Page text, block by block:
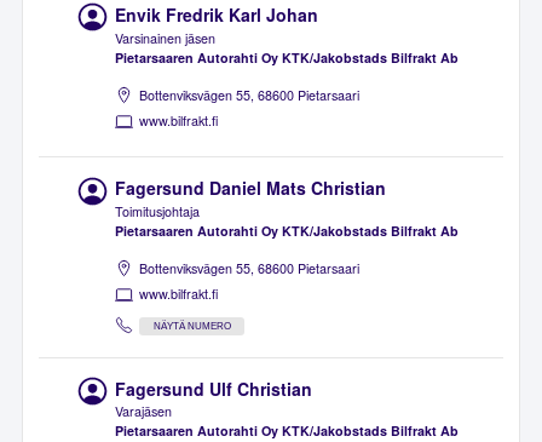
Envik Fredrik Karl Johan
Varsinainen jäsen
Pietarsaaren Autorahti Oy KTK/Jakobstads Bilfrakt Ab
Bottenviksvägen 55, 68600 Pietarsaari
www.bilfrakt.fi
Fagersund Daniel Mats Christian
Toimitusjohtaja
Pietarsaaren Autorahti Oy KTK/Jakobstads Bilfrakt Ab
Bottenviksvägen 55, 68600 Pietarsaari
www.bilfrakt.fi
NÄYTÄ NUMERO
Fagersund Ulf Christian
Varajäsen
Pietarsaaren Autorahti Oy KTK/Jakobstads Bilfrakt Ab